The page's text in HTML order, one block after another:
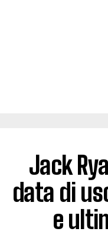
Jack
data di
e